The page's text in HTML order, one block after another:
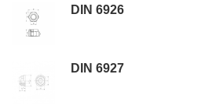
DIN 6926
DIN 6927